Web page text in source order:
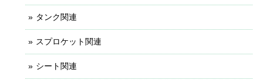
タンク関連
スプロケット関連
シート関連